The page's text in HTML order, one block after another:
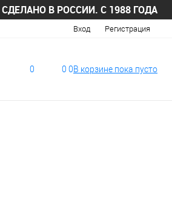
СДЕЛАНО В РОССИИ. С 1988 ГОДА
Вход Регистрация
0 0 0В корзине пока пусто